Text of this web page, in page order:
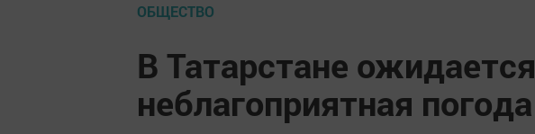
ОБЩЕСТВО
В Татарстане ожидается
неблагоприятная погода